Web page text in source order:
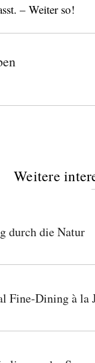
– Weiter so!
Weitere
durch die Natur
Fine-Dining à la